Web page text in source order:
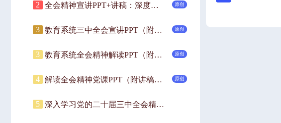
2 全会精神宣讲PPT+讲稿：深度解读党的二十届三中全会精神.pptx 原创
3 教育系统三中全会宣讲PPT（附讲稿）：深入领会二十届三中全会关于教育领域改革的新要求，坚持立德树人，深化教育综合改革.pptx 原创
3 教育系统全会精神解读PPT（附讲稿）：党的二十届三中全会引领下的教育领域改革新动向.pptx 原创
4 解读全会精神党课PPT（附讲稿）：深入学习党的二十届三中全会精神.pptx 原创
5 深入学习党的二十届三中全会精神专题党课ppt（含讲稿）.pptx